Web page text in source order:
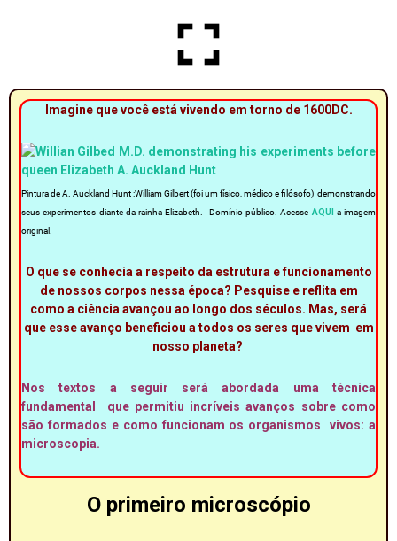
Imagine que você está vivendo em torno de 1600DC.
Pintura de A. Auckland Hunt :William Gilbert (foi um físico, médico e filósofo) demonstrando
seus experimentos diante da rainha Elizabeth. Domínio público. Acesse AQUI
a imagem
original.
O que se conhecia a respeito da estrutura e funcionamento
de nossos corpos nessa época? Pesquise e reflita em
como a ciência avançou ao longo dos séculos. Mas, será
que esse avanço beneficiou a todos os seres que vivem em
nosso planeta?
Nos textos a seguir será abordada uma técnica
fundamental que permitiu incríveis avanços sobre como
são formados e como funcionam os organismos vivos: a
microscopia.
O primeiro microscópio